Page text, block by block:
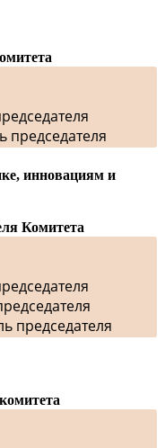
председателя
инновациям и
Комитета
председателя